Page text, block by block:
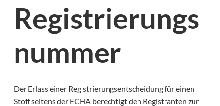
Registrierungs
nummer
Der Erlass einer Registrierungsentscheidung für einen
Stoff seitens der ECHA berechtigt den Registranten zur